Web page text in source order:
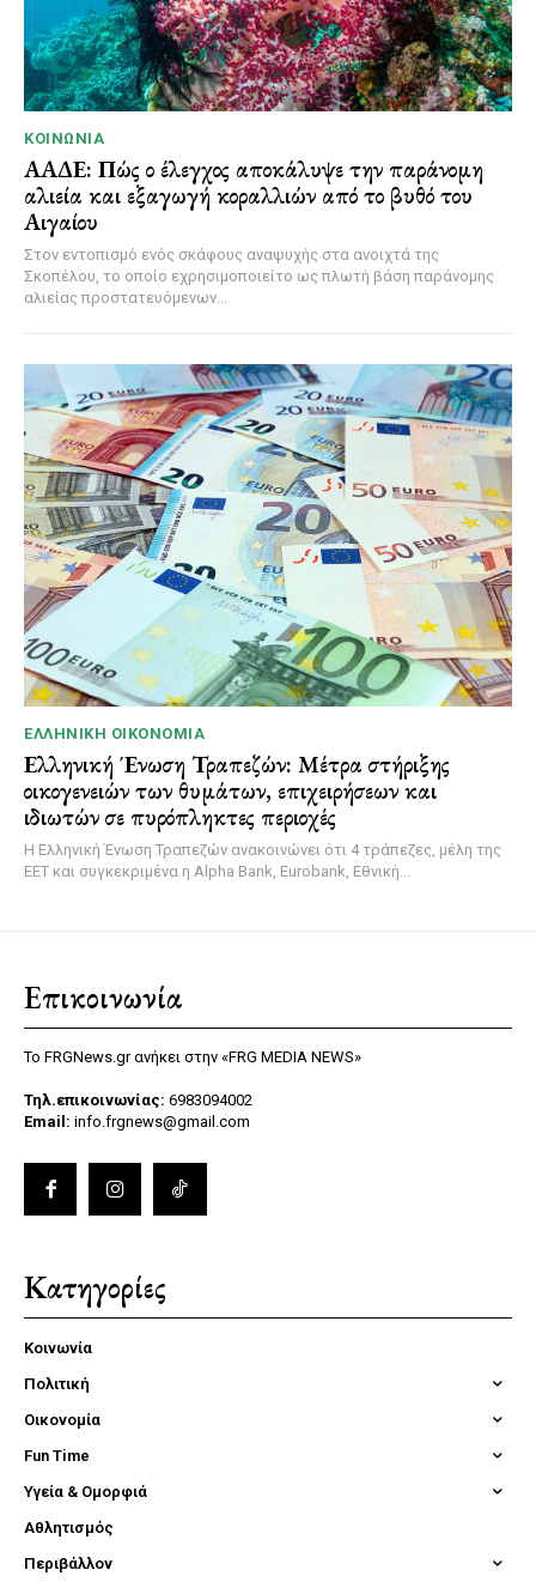
ΚΟΙΝΩΝΊΑ
ΑΑΔΕ: Πώς ο έλεγχος αποκάλυψε την παράνομη
αλιεία και εξαγωγή κοραλλιών από το βυθό του
Αιγαίου
Στον εντοπισμό ενός σκάφους αναψυχής στα ανοιχτά της
Σκοπέλου, το οποίο εχρησιμοποιείτο ως πλωτή βάση παράνομης
αλιείας προστατευόμενων...
ΕΛΛΗΝΙΚΉ ΟΙΚΟΝΟΜΊΑ
Ελληνική Ένωση Τραπεζών: Μέτρα στήριξης
οικογενειών των θυμάτων, επιχειρήσεων και
ιδιωτών σε πυρόπληκτες περιοχές
Η Ελληνική Ένωση Τραπεζών ανακοινώνει ότι 4 τράπεζες, μέλη της
ΕΕΤ και συγκεκριμένα η Alpha Bank, Eurobank, Εθνική...
Επικοινωνία
Το FRGNews.gr ανήκει στην «FRG MEDIA NEWS»
Τηλ.επικοινωνίας: 6983094002
Email: info.frgnews@gmail.com
Κατηγορίες
Κοινωνία
Πολιτική
Οικονομία
Fun Time
Υγεία & Ομορφιά
Αθλητισμός
Περιβάλλον